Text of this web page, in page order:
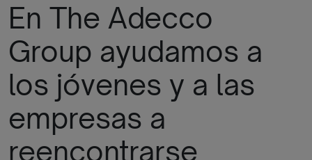
En The Adecco
Group ayudamos a
los jóvenes y a las
empresas a
reencontrarse